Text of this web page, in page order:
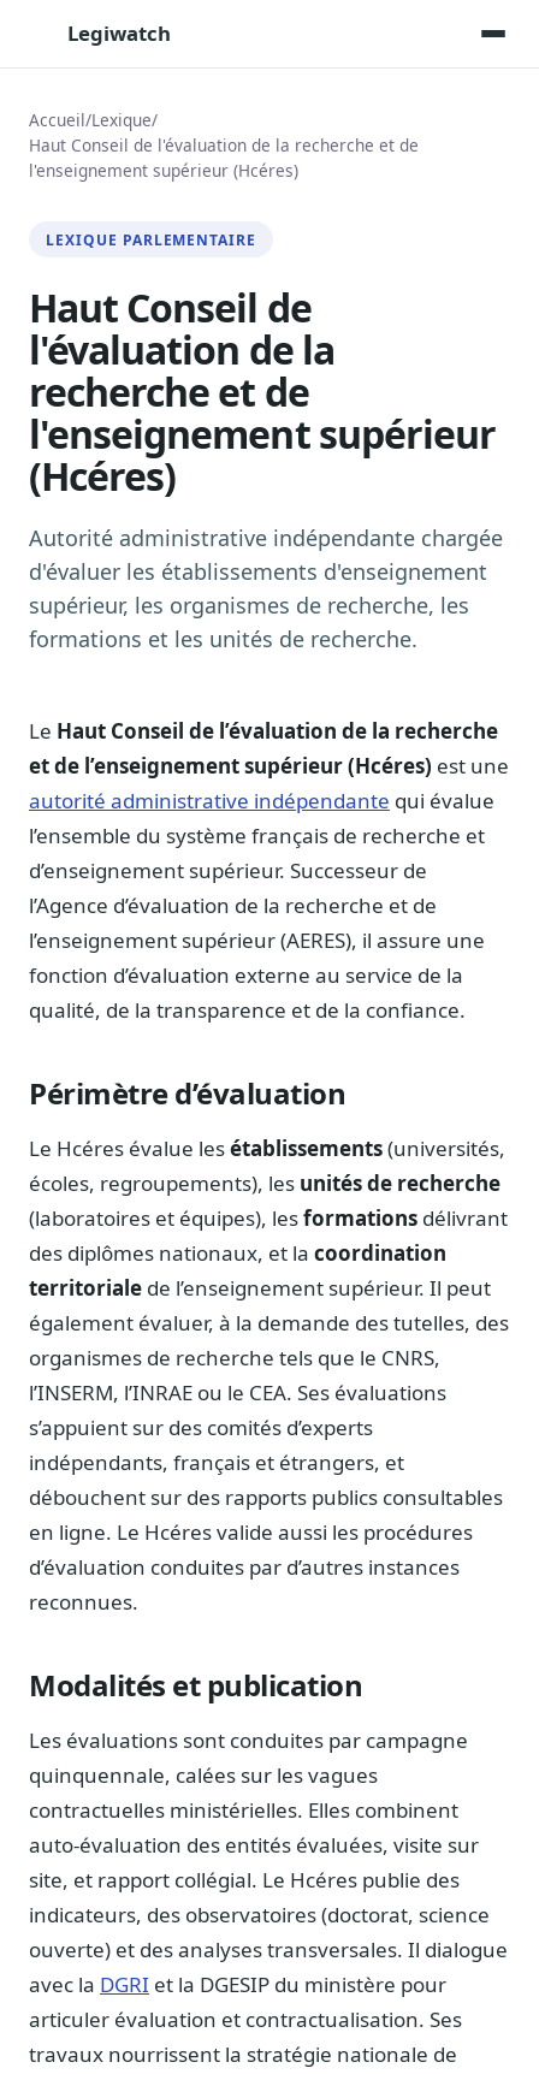
Legiwatch
Assistant IA
Transcriptions IA
Synthèses IA
Résumés automatiques des dossiers longs
Veille des matinales radio
9 interviews politiques, analysées avant 10 h
Alertes personnalisées
Par dossier, personne, mot-clé
Exports & livrables
Notes, briefings, tableaux de bord
Fiches parlementaires
Parcours, mandats, prises de position
Affaires publiques
Cabinets, DRI, consultants en lobbying
JO, décrets, conseil des ministres, AAI
Fédérations & plaidoyer
ONG, syndicats, ordres, associations
Journalistes
Données exhaustives pour vos travaux académiques
Suivi par secteur
11 secteurs : énergie, santé, finance, numérique…
Cas d'usage concrets
Conseil (Advisory)
Guides pratiques
17 guides sur le Parlement, la procédure, le plaidoyer
Lexique parlementaire
Glossaire affaires publiques
Lexique par thème métier
Sources couvertes
23 flux indexés
Nouveautés produit
Le changelog mensuel
Ils utilisent Legiwatch
Public Sénat, ONG, cabinets
Qui sommes-nous
Accueil/Lexique/
Haut Conseil de l'évaluation de la recherche et de
l'enseignement supérieur (Hcéres)
LEXIQUE PARLEMENTAIRE
Haut Conseil de
l'évaluation de la
recherche et de
l'enseignement supérieur
(Hcéres)
Autorité administrative indépendante chargée
d'évaluer les établissements d'enseignement
supérieur, les organismes de recherche, les
formations et les unités de recherche.
Le Haut Conseil de l’évaluation de la recherche
et de l’enseignement supérieur (Hcéres) est une
autorité administrative indépendante qui évalue
l’ensemble du système français de recherche et
d’enseignement supérieur. Successeur de
l’Agence d’évaluation de la recherche et de
l’enseignement supérieur (AERES), il assure une
fonction d’évaluation externe au service de la
qualité, de la transparence et de la confiance.
Périmètre d’évaluation
Le Hcéres évalue lesétablissements(universités,
écoles, regroupements), les unités de recherche
(laboratoires et équipes), lesformations délivrant
des diplômes nationaux, et la coordination
territoriale de l’enseignement supérieur. Il peut
également évaluer, à la demande des tutelles, des
organismes de recherche tels que le CNRS,
l’INSERM, l’INRAE ou le CEA. Ses évaluations
s’appuient sur des comités d’experts
indépendants, français et étrangers, et
débouchent sur des rapports publics consultables
en ligne. Le Hcéres valide aussi les procédures
d’évaluation conduites par d’autres instances
reconnues.
Modalités et publication
Les évaluations sont conduites par campagne
quinquennale, calées sur les vagues
contractuelles ministérielles. Elles combinent
auto-évaluation des entités évaluées, visite sur
site, et rapport collégial. Le Hcéres publie des
indicateurs, des observatoires (doctorat, science
ouverte) et des analyses transversales. Il dialogue
avec la DGRI et la DGESIP du ministère pour
articuler évaluation et contractualisation. Ses
travaux nourrissent la stratégie nationale de